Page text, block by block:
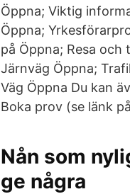
Öppna; Viktig
Öppna;
på Öppna; Resa
Järnväg Öppna;
Väg Öppna Du kan
Boka prov (se länk
Nån som
ge några